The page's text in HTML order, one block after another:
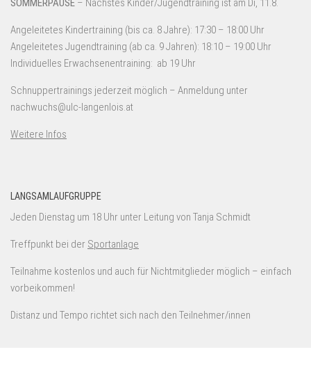
SOMMERPAUSE – Nächstes Kinder/Jugendtraining ist am Di, 11.8.
Angeleitetes Kindertraining (bis ca. 8 Jahre): 17:30 – 18:00 Uhr
Angeleitetes Jugendtraining (ab ca. 9 Jahren): 18:10 – 19:00 Uhr
Individuelles Erwachsenentraining: ab 19 Uhr
Schnuppertrainings jederzeit möglich – Anmeldung unter
nachwuchs@ulc-langenlois.at
Weitere Infos
LANGSAMLAUFGRUPPE
Jeden Dienstag um 18 Uhr unter Leitung von Tanja Schmidt
Treffpunkt bei der Sportanlage
Teilnahme kostenlos und auch für Nichtmitglieder möglich – einfach
vorbeikommen!
Distanz und Tempo richtet sich nach den Teilnehmer/innen